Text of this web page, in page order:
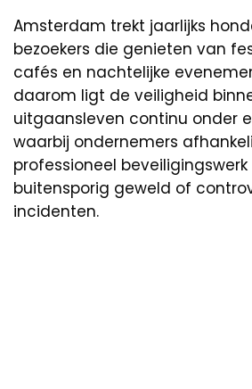
Amsterdam trekt jaarlijks
bezoekers die genieten van
cafés en nachtelijke
daarom ligt de veiligheid
uitgaansleven continu onder
waarbij ondernemers
professioneel
buitensporig geweld of
incidenten.